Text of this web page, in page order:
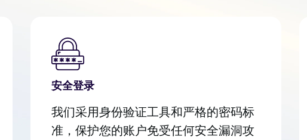
安全登录
我们采用身份验证工具和严格的密码标
准，保护您的账户免受任何安全漏洞攻